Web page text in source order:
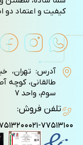
کیفیت و اعتماد
آدرس: تهران،
سوم، واحد ۷
تلفن فروش:
۰۲۱-۷۷۵۱۳۱۰۰۰۲۱-